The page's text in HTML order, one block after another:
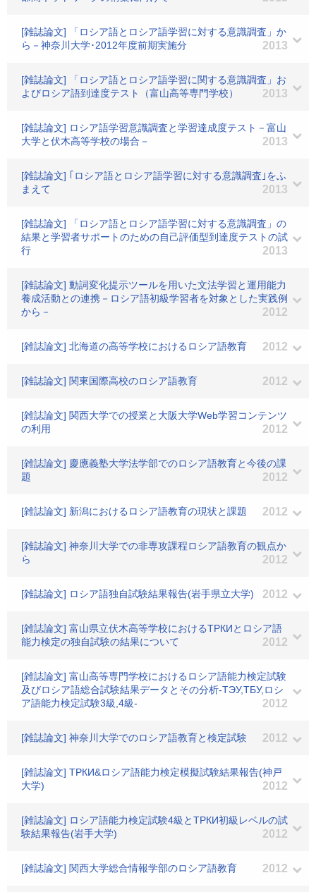
[雑誌論文] 「ロシア語とロシア語学習に対する意識調査」か
ら－神奈川大学･2012年度前期実施分
2013
[雑誌論文] 「ロシア語とロシア語学習に関する意識調査」お
よびロシア語到達度テスト（富山高等専門学校）
2013
[雑誌論文] ロシア語学習意識調査と学習達成度テスト－富山
大学と伏木高等学校の場合－
2013
[雑誌論文] ｢ロシア語とロシア語学習に対する意識調査｣をふ
まえて
2013
[雑誌論文] 「ロシア語とロシア語学習に対する意識調査」の
結果と学習者サポートのための自己評価型到達度テストの試
行
2013
[雑誌論文] 動詞変化提示ツールを用いた文法学習と運用能力
養成活動との連携－ロシア語初級学習者を対象とした実践例
から－
2012
[雑誌論文] 北海道の高等学校におけるロシア語教育 2012
[雑誌論文] 関東国際高校のロシア語教育 2012
[雑誌論文] 関西大学での授業と大阪大学Web学習コンテンツ
の利用
2012
[雑誌論文] 慶應義塾大学法学部でのロシア語教育と今後の課
題
2012
[雑誌論文] 新潟におけるロシア語教育の現状と課題 2012
[雑誌論文] 神奈川大学での非専攻課程ロシア語教育の観点か
ら
2012
[雑誌論文] ロシア語独自試験結果報告(岩手県立大学) 2012
[雑誌論文] 富山県立伏木高等学校におけるТРКИとロシア語
能力検定の独自試験の結果について
2012
[雑誌論文] 富山高等専門学校におけるロシア語能力検定試験
及びロシア語総合試験結果データとその分析-TЭУ,TБУ,ロシ
ア語能力検定試験3級,4級-
2012
[雑誌論文] 神奈川大学でのロシア語教育と検定試験 2012
[雑誌論文] ТРКИ&ロシア語能力検定模擬試験結果報告(神戸
大学)
2012
[雑誌論文] ロシア語能力検定試験4級とТРКИ初級レベルの試
験結果報告(岩手大学)
2012
[雑誌論文] 関西大学総合情報学部のロシア語教育 2012